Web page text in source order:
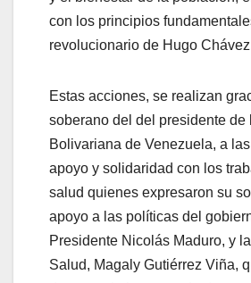
con los principios
revolucionario de Hugo
Estas acciones, se realizan
soberano del del presidente de
Bolivariana de Venezuela, a
apoyo y solidaridad con los
salud quienes expresaron su
apoyo a las políticas del
Presidente Nicolás Maduro, y
Salud, Magaly Gutiérrez Viña,